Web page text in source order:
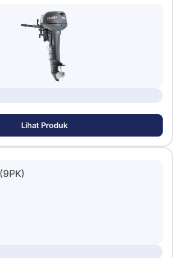
Lihat Produk